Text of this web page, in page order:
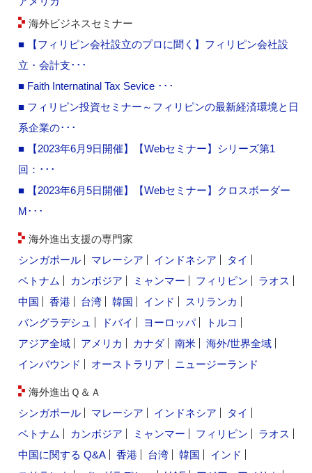
海外ビジネスセミナー
■ 【フィリピン会社設立のプロに聞く】フィリピン会社設
立・会計支･･･
■ Faith Internatinal Tax Sevice ･･･
■ フィリピン投資セミナー～フィリピンの最新経済環境と日
系企業の･･･
■ 【2023年6月9日開催】【Webセミナー】シリーズ第1
回：･･･
■ 【2023年6月5日開催】【Webセミナー】クロスボーダー
M･･･
海外進出支援の専門家
シンガポール
マレーシア インドネシア
タイ
ベトナム
カンボジア ミャンマー フィリピン
ラオス
中国
香港 台湾 韓国 インド
スリランカ
バングラデシュ
ドバイ ヨーロッパ
トルコ
アジア全域
アメリカ カナダ 南米
海外/世界全域
インバウンド
オーストラリア ニュージーランド
海外進出Ｑ＆Ａ
シンガポール
マレーシア インドネシア
タイ
ベトナム
カンボジア ミャンマー フィリピン
ラオス
中国に関する Q&A
香港 台湾 韓国
インド